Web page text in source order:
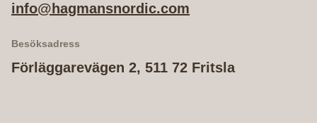
info@hagmansnordic.com
Besöksadress
Förläggarevägen 2, 511 72 Fritsla